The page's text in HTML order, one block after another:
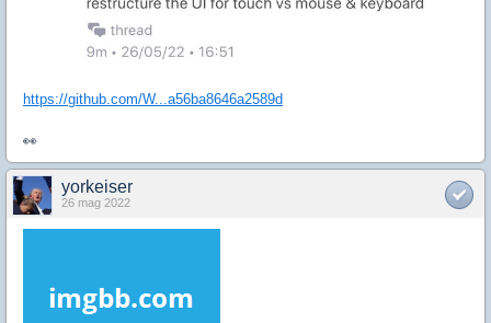
https://github.com/W...a56ba8646a2589d
👀
yorkeiser
26 mag 2022